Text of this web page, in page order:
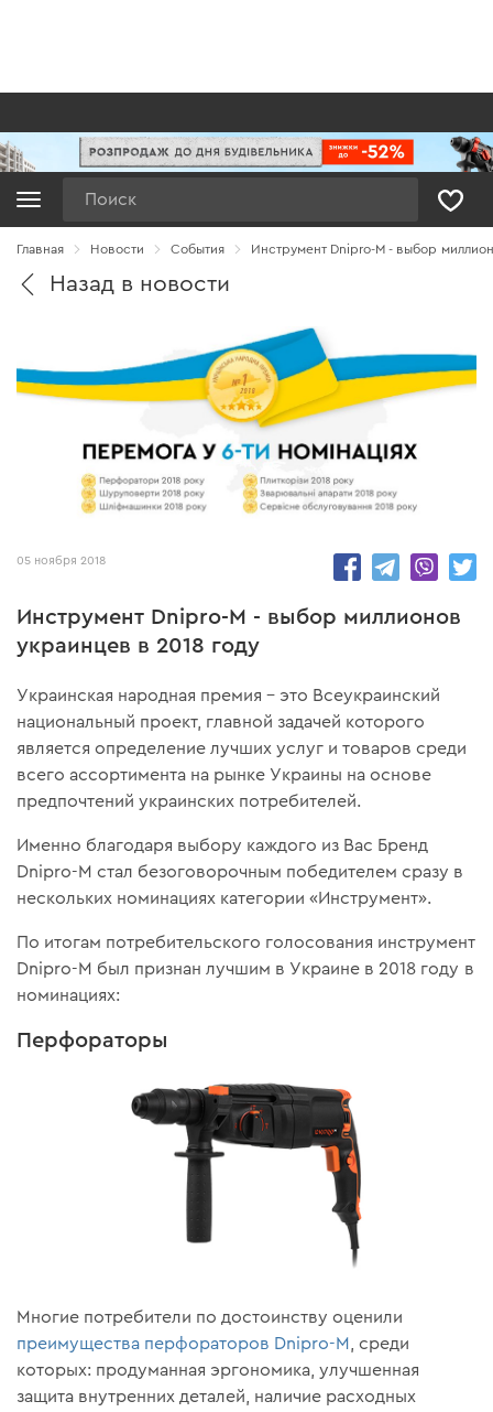
Главная Новости Cобытия Инструмент Dnipro-M - выбор
Назад в новости
05 ноября 2018
Инструмент Dnipro-M - выбор миллионов
украинцев в 2018 году
Украинская народная премия – это Всеукраинский
национальный проект, главной задачей которого
является определение лучших услуг и товаров среди
всего ассортимента на рынке Украины на основе
предпочтений украинских потребителей.
Именно благодаря выбору каждого из Вас Бренд
Dnipro-M стал безоговорочным победителем сразу в
нескольких номинациях категории «Инструмент».
По итогам потребительского голосования инструмент
Dnipro-M был признан лучшим в Украине в 2018 году в
номинациях:
Перфораторы
Многие потребители по достоинству оценили
преимущества перфораторов Dnipro-M
, среди
которых: продуманная эргономика, улучшенная
защита внутренних деталей, наличие расходных